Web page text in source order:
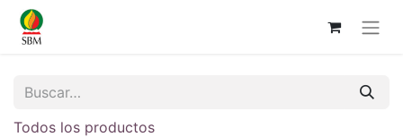
Todos los productos